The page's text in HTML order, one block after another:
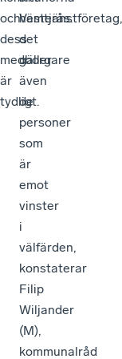
och
dess
medborgare
är
tydligt.
Västerås.
hemtjänstföretag,
det
gäller
även
de
personer
som
är
emot
vinster
i
välfärden,
konstaterar
Filip
Wiljander
(M),
kommunalråd